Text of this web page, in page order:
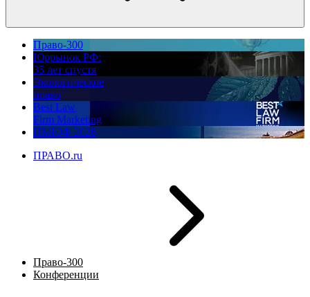
Право-300
Юррынок РФ:
35 лет спустя
Экологическое
право
Best Law
Firm Marketing
ПМЮФ 2026
ПРАВО.ru
Право-300
Конференции